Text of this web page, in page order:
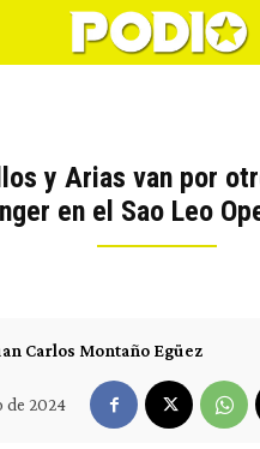
y Arias van por
en el Sao Leo
Carlos Montaño Egüez
de 2024